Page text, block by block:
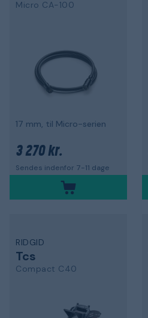
Micro CA-100
17 mm, til Micro-serien
3 270 kr.
Sendes indenfor 7-11 dage
RIDGID
Tcs
Compact C40